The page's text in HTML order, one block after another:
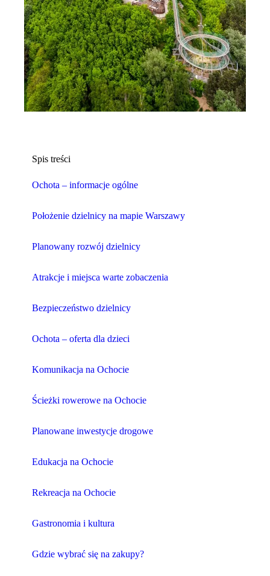
Spis treści
Ochota – informacje ogólne
Położenie dzielnicy na mapie Warszawy
Planowany rozwój dzielnicy
Atrakcje i miejsca warte zobaczenia
Bezpieczeństwo dzielnicy
Ochota – oferta dla dzieci
Komunikacja na Ochocie
Ścieżki rowerowe na Ochocie
Planowane inwestycje drogowe
Edukacja na Ochocie
Rekreacja na Ochocie
Gastronomia i kultura
Gdzie wybrać się na zakupy?